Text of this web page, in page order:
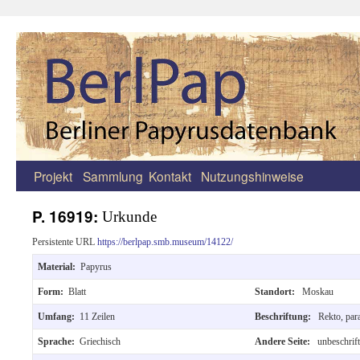
Zum
springen
Projekt Sammlung Kontakt Nutzungshinweise
P. 16919: Urkunde
Persistente URL https://berlpap.smb.museum/14122/
Material: Papyrus
Form: Blatt Standort: Moskau
Umfang: 11 Zeilen Beschriftung: Rekto,
Sprache: Griechisch Andere Seite: